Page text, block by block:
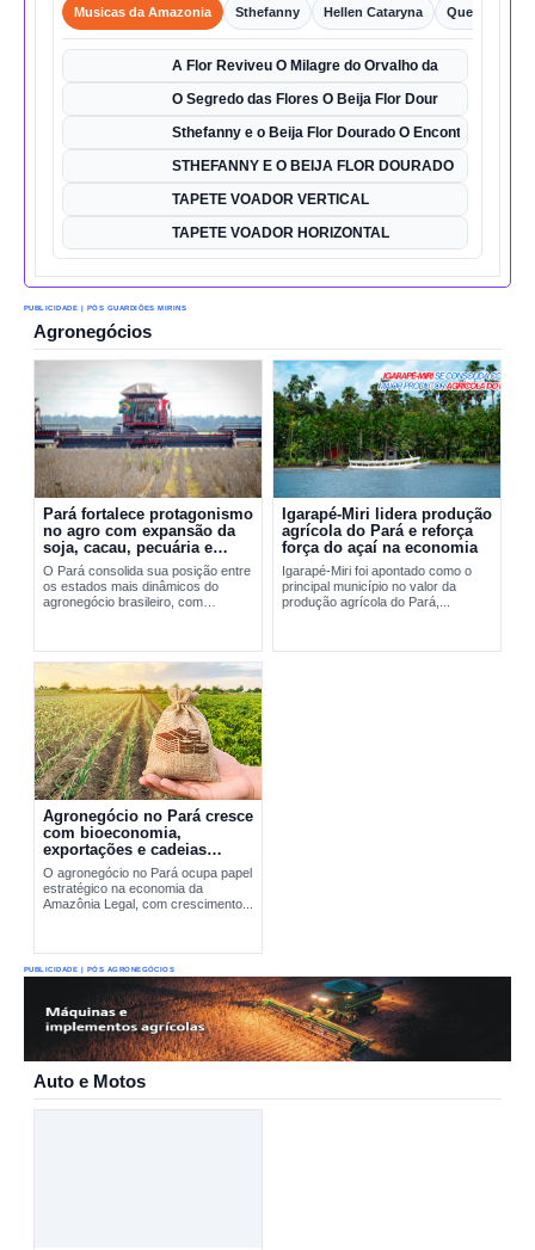
Musicas da Amazonia Sthefanny Hellen Cataryna Queixo o
A Flor Reviveu O Milagre do Orvalho da
O Segredo das Flores O Beija Flor Dour
Sthefanny e o Beija Flor Dourado O Encontro Mágico
STHEFANNY E O BEIJA FLOR DOURADO
TAPETE VOADOR VERTICAL
TAPETE VOADOR HORIZONTAL
PUBLICIDADE | PÓS GUARDIÕES MIRINS
Agronegócios
Pará fortalece protagonismo
no agro com expansão da
soja, cacau, pecuária e
exportações
O Pará consolida sua posição entre
os estados mais dinâmicos do
agronegócio brasileiro, com
Igarapé-Miri lidera produção
agrícola do Pará e reforça
força do açaí na economia
Igarapé-Miri foi apontado como o
principal município no valor da
produção agrícola do Pará,...
Agronegócio no Pará cresce
com bioeconomia,
exportações e cadeias
produtivas estratégicas
O agronegócio no Pará ocupa papel
estratégico na economia da
Amazônia Legal, com crescimento...
PUBLICIDADE | PÓS AGRONEGÓCIOS
Auto e Motos